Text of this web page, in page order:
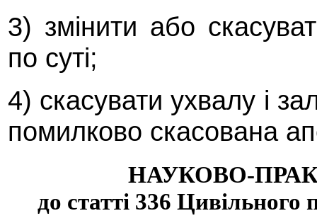
3) змінити або
по суті;
4) скасувати ухвалу і
помилково скасована
НАУКОВО-
до статті 336 Цивільного